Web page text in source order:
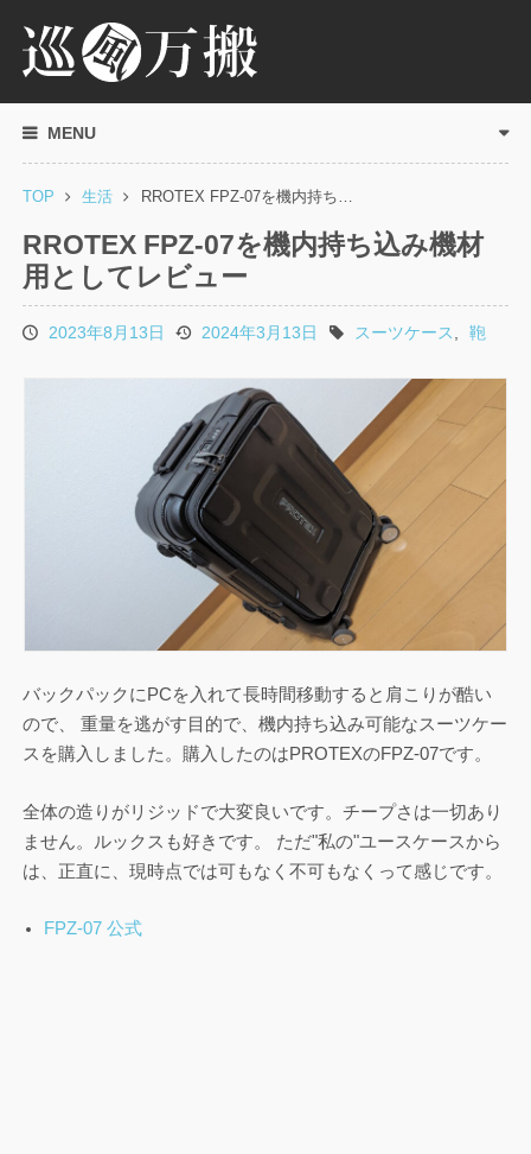
MENU
TOP 生活 RROTEX FPZ-07を機内持ち…
RROTEX FPZ-07を機内持ち込み機材
用としてレビュー
投2023年8月13日
更2024年3月13日
タスーツケース 鞄
バックパックにPCを入れて長時間移動すると肩こりが酷い
ので、 重量を逃がす目的で、機内持ち込み可能なスーツケー
スを購入しました。購入したのはPROTEXのFPZ-07です。
全体の造りがリジッドで大変良いです。チープさは一切あり
ません。ルックスも好きです。 ただ"私の"ユースケースから
は、正直に、現時点では可もなく不可もなくって感じです。
FPZ-07 公式